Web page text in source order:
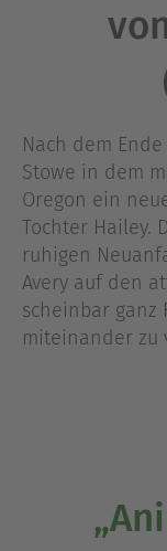
Nach dem
Stowe in dem
Oregon ein
Tochter Hailey.
ruhigen
Avery auf den
scheinbar ganz
miteinander zu